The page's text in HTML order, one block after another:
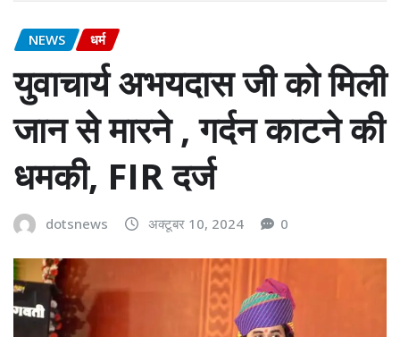
NEWS धर्म
युवाचार्य अभयदास जी को मिली
जान से मारने , गर्दन काटने की
धमकी, FIR दर्ज
dotsnews अक्टूबर 10, 2024 0